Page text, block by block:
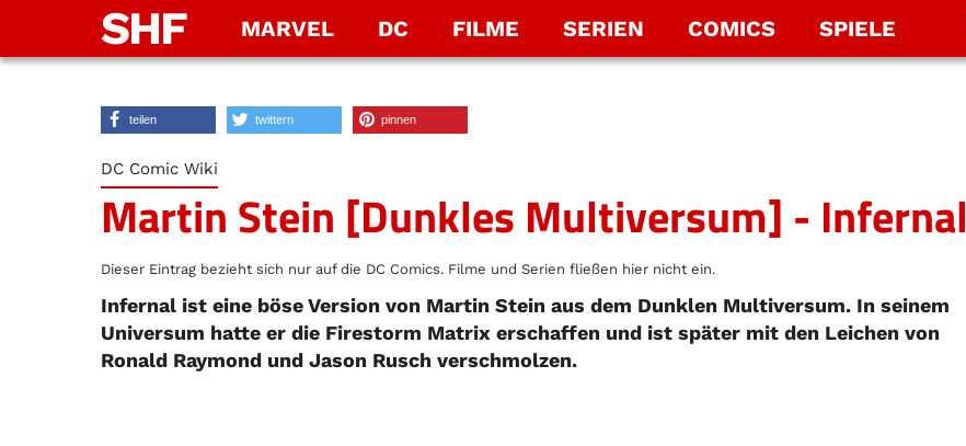
SHF MARVEL DC FILME SERIEN COMICS SPIELE
teilen twittern pinnen
DC Comic Wiki
Martin Stein [Dunkles Multiversum] - Infernal
Dieser Eintrag bezieht sich nur auf die DC Comics. Filme und Serien fließen hier nicht ein.
Infernal ist eine böse Version von Martin Stein aus dem Dunklen Multiversum. In seinem
Universum hatte er die Firestorm Matrix erschaffen und ist später mit den Leichen von
Ronald Raymond und Jason Rusch verschmolzen.